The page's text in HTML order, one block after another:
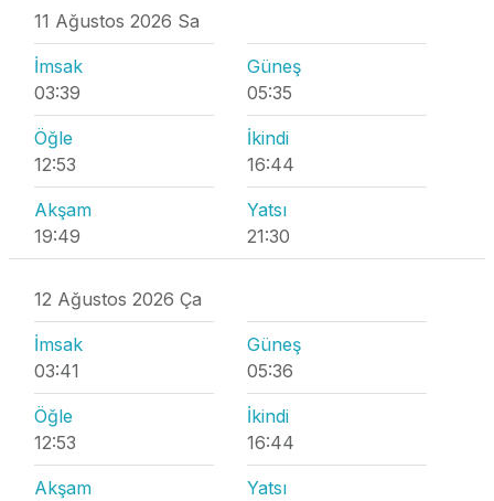
11 Ağustos 2026 Sa
İmsak
03:39
Güneş
05:35
Öğle
12:53
İkindi
16:44
Akşam
19:49
Yatsı
21:30
12 Ağustos 2026 Ça
İmsak
03:41
Güneş
05:36
Öğle
12:53
İkindi
16:44
Akşam
Yatsı